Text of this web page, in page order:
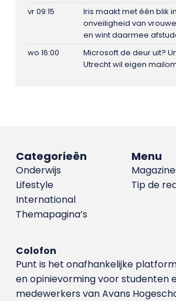
vr 09:15
Iris maakt met één blik
onveiligheid van
en wint daarmee
wo 16:00
Microsoft de deur uit?
Utrecht wil eigen
Menu
Tip de
Categorieën
Onderwijs
Lifestyle
International
Themapagina’s
Colofon
Punt is het onafhankelijke
en opinievorming voor studenten
medewerkers van Avans